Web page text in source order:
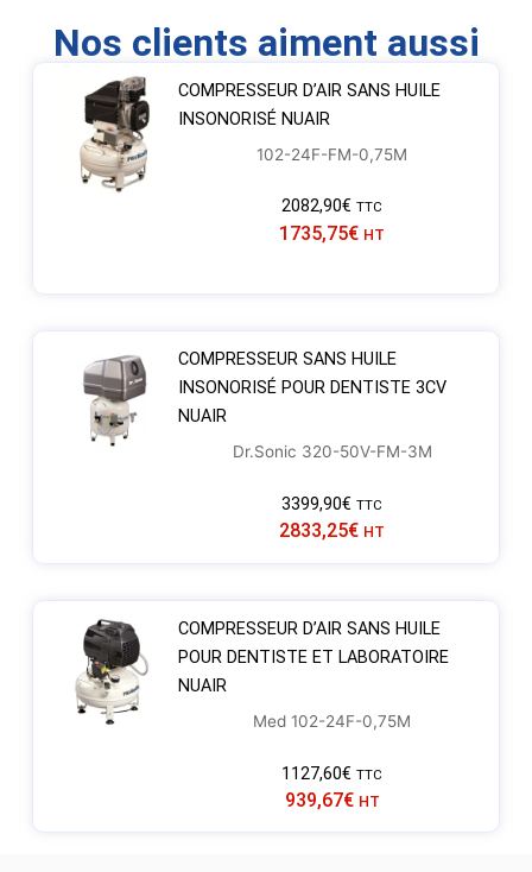
Nos clients aiment aussi
COMPRESSEUR D’AIR SANS HUILE
INSONORISÉ NUAIR
102-24F-FM-0,75M
2082,90€ TTC
1735,75€ HT
COMPRESSEUR SANS HUILE
INSONORISÉ POUR DENTISTE 3CV
NUAIR
Dr.Sonic 320-50V-FM-3M
3399,90€ TTC
2833,25€ HT
COMPRESSEUR D’AIR SANS HUILE
POUR DENTISTE ET LABORATOIRE
NUAIR
Med 102-24F-0,75M
1127,60€ TTC
939,67€ HT